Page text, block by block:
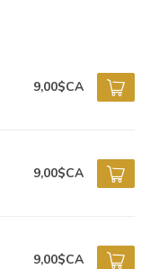
9,00$CA
9,00$CA
9,00$CA